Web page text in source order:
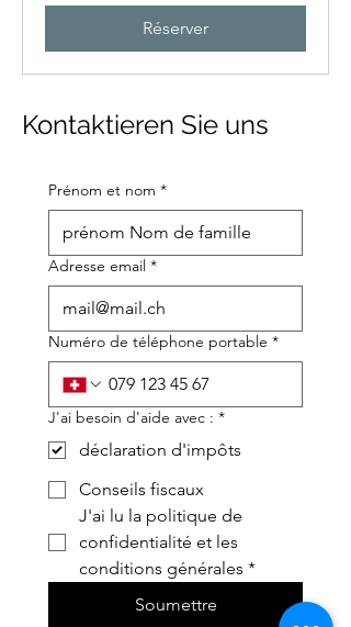
Réserver
Kontaktieren Sie uns
Prénom et nom *
Adresse email *
Numéro de téléphone portable *
J'ai besoin d'aide avec : *
déclaration d'impôts
Conseils fiscaux
J'ai lu la politique de
confidentialité et les
conditions générales *
Soumettre